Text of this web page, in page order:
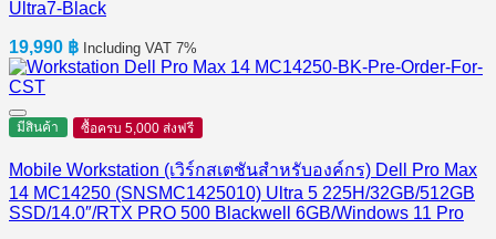
Ultra7-Black
19,990 ฿ Including VAT 7%
มีสินค้า ซื้อครบ 5,000 ส่งฟรี
Mobile Workstation (เวิร์กสเตชันสำหรับองค์กร) Dell Pro Max
14 MC14250 (SNSMC1425010) Ultra 5 225H/32GB/512GB
SSD/14.0″/RTX PRO 500 Blackwell 6GB/Windows 11 Pro